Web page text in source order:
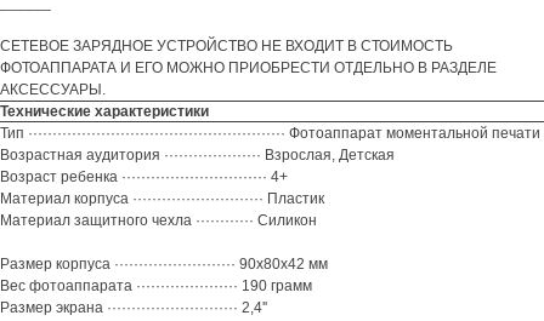
СЕТЕВОЕ ЗАРЯДНОЕ УСТРОЙСТВО НЕ ВХОДИТ В СТОИМОСТЬ
ФОТОАППАРАТА И ЕГО МОЖНО ПРИОБРЕСТИ ОТДЕЛЬНО В РАЗДЕЛЕ
АКСЕССУАРЫ.
Технические характеристики
Тип ····················································· Фотоаппарат моментальной печати
Возрастная аудитория ···················· Взрослая, Детская
Возраст ребенка ······························ 4+
Материал корпуса ··························· Пластик
Материал защитного чехла ············ Силикон
Размер корпуса ························· 90x80x42 мм
Вес фотоаппарата ····················· 190 грамм
Размер экрана ··························· 2,4''